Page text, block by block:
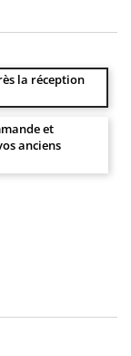
la réception
et
anciens